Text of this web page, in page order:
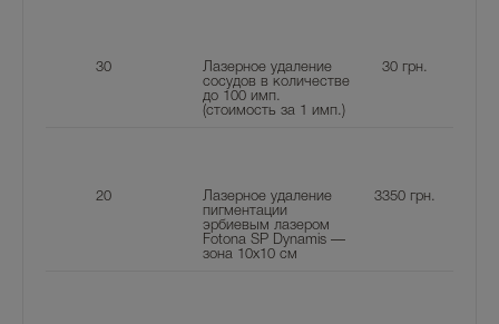
30
Лазерное удаление
сосудов в количестве
до 100 имп.
(стоимость за 1 имп.)
30 грн.
20
Лазерное удаление
пигментации
эрбиевым лазером
Fotona SP Dynamis —
зона 10х10 см
3350 грн.